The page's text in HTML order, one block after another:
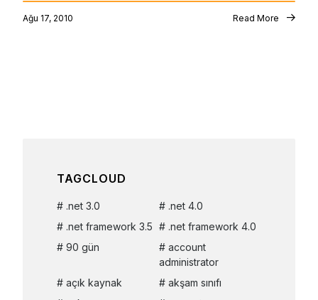
Ağu 17, 2010 Read More
TAGCLOUD
.net 3.0
.net 4.0
.net framework 3.5
.net framework 4.0
90 gün
account
administrator
açık kaynak
akşam sınıfı